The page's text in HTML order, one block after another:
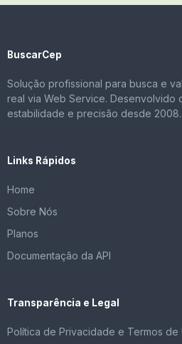
BuscarCep
Solução profissional para busca e
real via Web Service. Desenvolvido
estabilidade e precisão desde 2008.
Links Rápidos
Home
Sobre Nós
Planos
Documentação da API
Transparência e Legal
Política de Privacidade e Termos de